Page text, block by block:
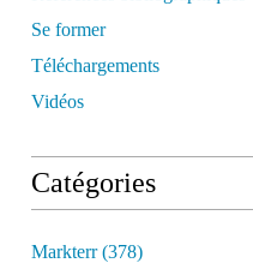
Se former
Téléchargements
Vidéos
Catégories
Markterr(378)